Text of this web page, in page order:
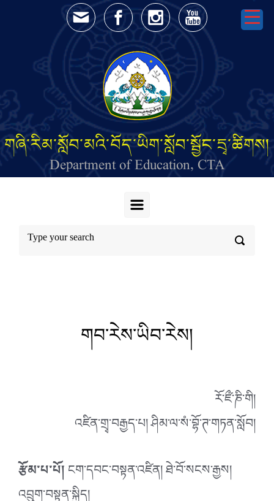
Skip to main content
གཞི་རིམ་སློབ་མའི་བོད་ཡིག་སློབ་སྦྱོང་དྲྭ་ཚིགས།
Department of Education, CTA
གབ་རེས་ཡིབ་རེས།
རོ་ཛྀ་ཎི་གི།
འཛིན་གྲྭ་བརྒྱད་པ། ཤིམ་ལ་སཾ་བྷོ་ཊ་གཏན་སློབ།
རྩོམ་པ་པོ།ངག་དབང་བསྟན་འཛིན། ཐེ་བོ་སངས་རྒྱས།